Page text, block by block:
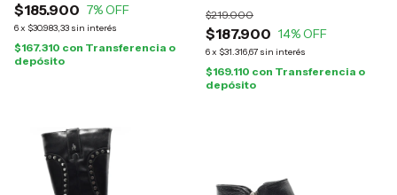
$185.900 7% OFF
6x $30.983,33 sin interés
$167.310 con Transferencia o
depósito
$187.900
$219.000
14% OFF
6x $31.316,67 sin interés
$169.110 con Transferencia o
depósito